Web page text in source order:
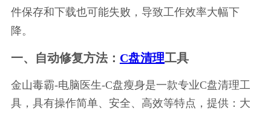
件保存和下载也可能失败，导致工作效率大幅下
降。
一、自动修复方法： C盘清理工具
金山毒霸-电脑医生-C盘瘦身是一款专业C盘清理工
具，具有操作简单、安全、高效等特点，提供：大